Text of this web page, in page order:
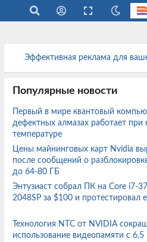
Эффективная реклама для
Популярные новости
Первый в мире квантовый
дефектных алмазах работает при
температуре
Цены майнинговых карт Nvidia
после сообщений о
до 64-80 ГБ
Энтузиаст собрал ПК на Core i7-
2048SP за $100 и протестировал
Технология NTC от NVIDIA
использование видеопамяти с